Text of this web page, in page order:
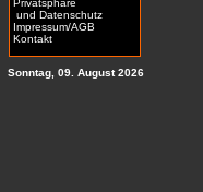
Privatsphäre
und Datenschutz
Impressum/AGB
Kontakt
Sonntag, 09. August 2026